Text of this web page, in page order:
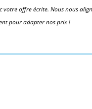
votre offre écrite. Nous nous
pour adapter nos prix !